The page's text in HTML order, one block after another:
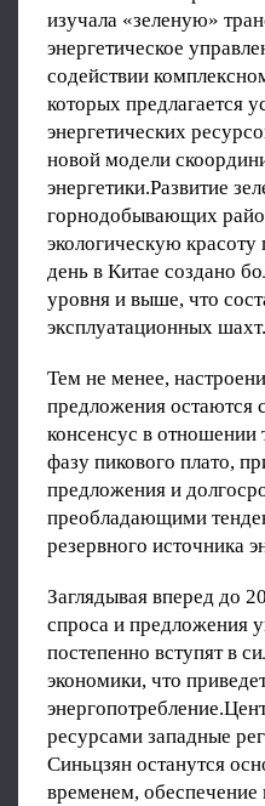
изучала «зеленую»
энергетическое
содействии
которых предлагается
энергетических
новой модели
энергетики.Развитие
горнодобывающих
экологическую
день в Китае создано
уровня и выше, что
эксплуатационных шахт.
Тем не менее,
предложения остаются
консенсус в отношении
фазу пикового плато,
предложения и
преобладающими
резервного источника
Заглядывая вперед до
спроса и предложения
постепенно вступят в
экономики, что
ресурсами западные
Синьцзян останутся
временем,